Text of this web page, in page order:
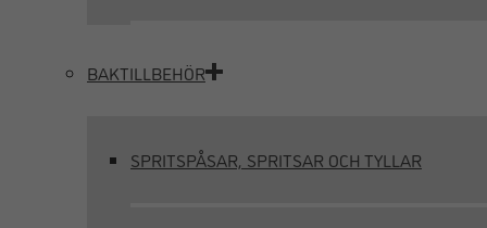
BAKTILLBEHÖR
SPRITSPÅSAR, SPRITSAR OCH TYLLAR